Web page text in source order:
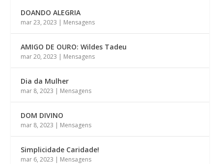
DOANDO ALEGRIA
mar 23, 2023 | Mensagens
AMIGO DE OURO: Wildes Tadeu
mar 20, 2023 | Mensagens
Dia da Mulher
mar 8, 2023 | Mensagens
DOM DIVINO
mar 8, 2023 | Mensagens
Simplicidade Caridade!
mar 6, 2023 | Mensagens